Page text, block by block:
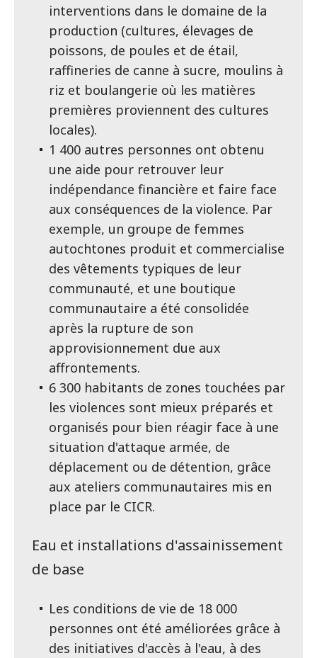
interventions dans le domaine de la
production (cultures, élevages de
poissons, de poules et de étail,
raffineries de canne à sucre, moulins à
riz et boulangerie où les matières
premières proviennent des cultures
locales).
1 400 autres personnes ont obtenu
une aide pour retrouver leur
indépendance financière et faire face
aux conséquences de la violence. Par
exemple, un groupe de femmes
autochtones produit et commercialise
des vêtements typiques de leur
communauté, et une boutique
communautaire a été consolidée
après la rupture de son
approvisionnement due aux
affrontements.
6 300 habitants de zones touchées par
les violences sont mieux préparés et
organisés pour bien réagir face à une
situation d'attaque armée, de
déplacement ou de détention, grâce
aux ateliers communautaires mis en
place par le CICR.
Eau et installations d'assainissement
de base
Les conditions de vie de 18 000
personnes ont été améliorées grâce à
des initiatives d'accès à l'eau, à des